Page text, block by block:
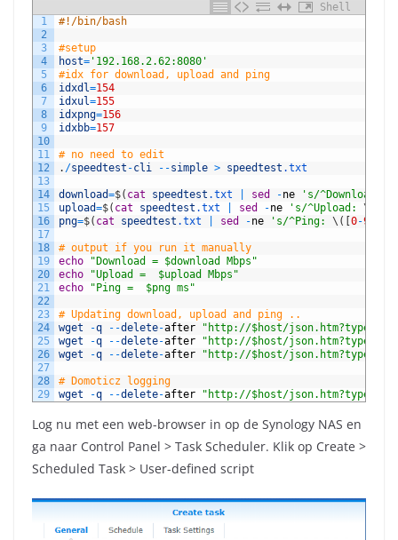
Shell
1
2
3
4
5
6
7
8
9
10
11
12
13
14
15
16
17
18
19
20
21
22
23
24
25
26
27
28
29
#!/bin/bash
#setup
host= '192.168.2.62:8080'
#idx for download, upload and ping
idxdl=154
idxul=155
idxpng=156
idxbb=157
# no need to edit
. /speedtest -cli --simple > speedtest .txt
download=$( cat speedtest .txt sed -ne 's/^Download:
upload=$( cat speedtest .txt sed -ne 's/^Upload: \
png=$( cat speedtest .txt sed -ne 's/^Ping: \ ( 0-9
# output if you run it manually
echo
"Download = $download Mbps"
echo
"Upload =  $upload Mbps"
echo
"Ping =  $png ms"
# Updating download, upload and ping ..
wget
-q --delete-after
"http://$host/
wget
-q --delete-after
"http://$host/
wget
-q --delete-after "http://$host/
# Domoticz logging
wget
-q --delete-after "http://$host/
Log nu met een web-browser in op de Synology NAS en
ga naar Control Panel > Task Scheduler. Klik op Create >
Scheduled Task > User-defined script